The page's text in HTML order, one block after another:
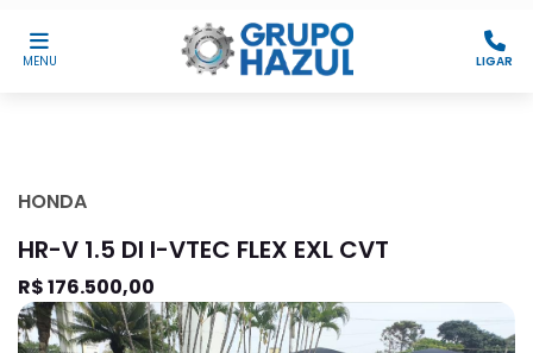
MENU LIGAR
HONDA
HR-V 1.5 DI I-VTEC FLEX EXL CVT
R$ 176.500,00